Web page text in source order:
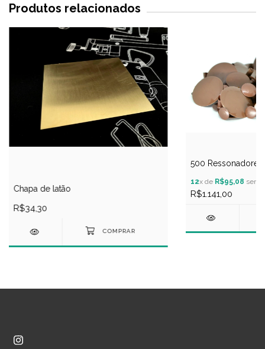
Produtos relacionados
Chapa de latão
R$34,30
500 Ressonadores
12x de R$95,08 sem
R$1.141,00